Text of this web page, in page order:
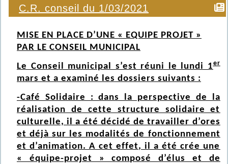
C.R. conseil du 1/03/2021
MISE EN PLACE D’UNE « EQUIPE PROJET »
PAR LE CONSEIL MUNICIPAL
Le Conseil municipal s’est réuni le lundi 1er
mars et a examiné les dossiers suivants :
-Café Solidaire : dans la perspective de la
réalisation de cette structure solidaire et
culturelle, il a été décidé de travailler d’ores
et déjà sur les modalités de fonctionnement
et d’animation. A cet effet, il a été crée une
« équipe-projet » composé d’élus et de